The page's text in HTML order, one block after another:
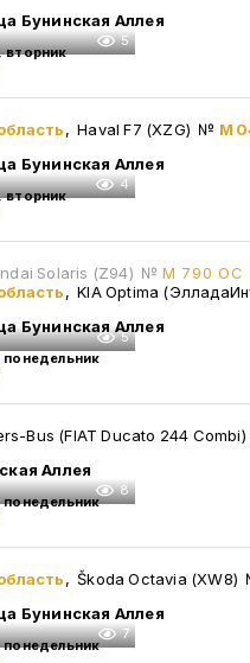
5
Бунинская Аллея
вторник
4
, Haval F7 (XZG) № М
Бунинская Аллея
вторник
5
Solaris (Z94) № М 790 ОС
, KIA Optima
Бунинская Аллея
понедельник
8
Bus (FIAT Ducato 244
Аллея
понедельник
7
, Škoda Octavia (XW8)
Бунинская Аллея
понедельник